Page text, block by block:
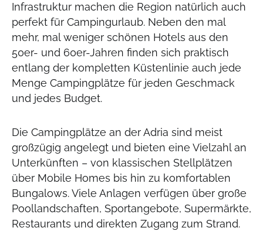
Infrastruktur machen die Region natürlich auch
perfekt für Campingurlaub. Neben den mal
mehr, mal weniger schönen Hotels aus den
50er- und 60er-Jahren finden sich praktisch
entlang der kompletten Küstenlinie auch jede
Menge Campingplätze für jeden Geschmack
und jedes Budget.
Die Campingplätze an der Adria sind meist
großzügig angelegt und bieten eine Vielzahl an
Unterkünften – von klassischen Stellplätzen
über Mobile Homes bis hin zu komfortablen
Bungalows. Viele Anlagen verfügen über große
Poollandschaften, Sportangebote, Supermärkte,
Restaurants und direkten Zugang zum Strand.